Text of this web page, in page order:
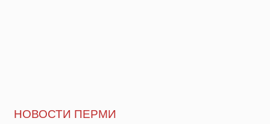
НОВОСТИ ПЕРМИ